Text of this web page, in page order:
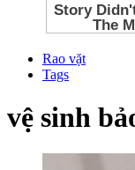
Rao vặt
Tags
vệ sinh